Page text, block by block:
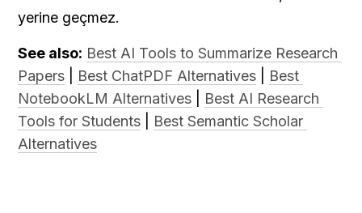
yerine geçmez.
See also: Best AI Tools to Summarize Research
Papers
Best ChatPDF Alternatives
Best
NotebookLM Alternatives
Best AI Research
Tools for Students
Best Semantic Scholar
Alternatives